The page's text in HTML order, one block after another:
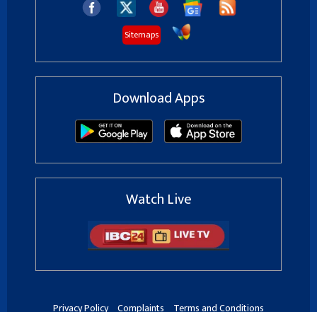
Sitemaps
Download Apps
Watch Live
Privacy Policy Complaints Terms and Conditions